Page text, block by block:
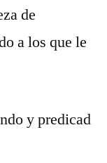
de
a los que le
y predicad